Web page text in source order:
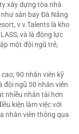
xây dựng tòa nhà
sân bay Đà Nẵng
v.v.Talents là kho
và là động lực
một đội ngũ trẻ,
90 nhân viên kỹ
đội ngũ 50 nhân viên
nhiều nhân tài hơn
kiện làm việc với
nhân viên thông qua